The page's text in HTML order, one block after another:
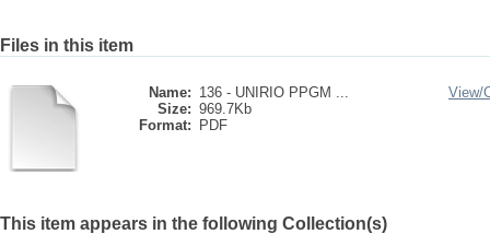
Files in this item
Name: 136 - UNIRIO PPGM ...
Size: 969.7Kb
Format:
PDF
View/
This item appears in the following Collection(s)